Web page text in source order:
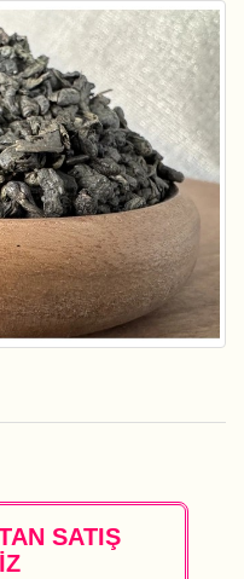
SATIŞ